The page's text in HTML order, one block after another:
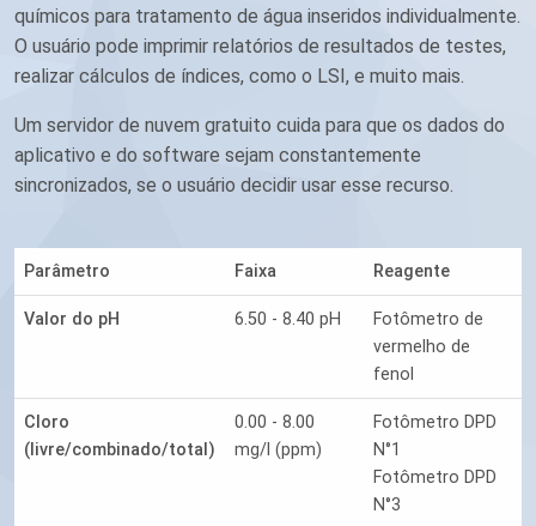
químicos para tratamento de água inseridos individualmente.
O usuário pode imprimir relatórios de resultados de testes,
realizar cálculos de índices, como o LSI, e muito mais.
Um servidor de nuvem gratuito cuida para que os dados do
aplicativo e do software sejam constantemente
sincronizados, se o usuário decidir usar esse recurso.
Parâmetro Faixa Reagente
Valor do pH 6.50 - 8.40 pH
Fotômetro de
vermelho de
fenol
Cloro
(livre/combinado/total)
0.00 - 8.00
mg/l (ppm)
Fotômetro DPD
N°1
Fotômetro DPD
N°3